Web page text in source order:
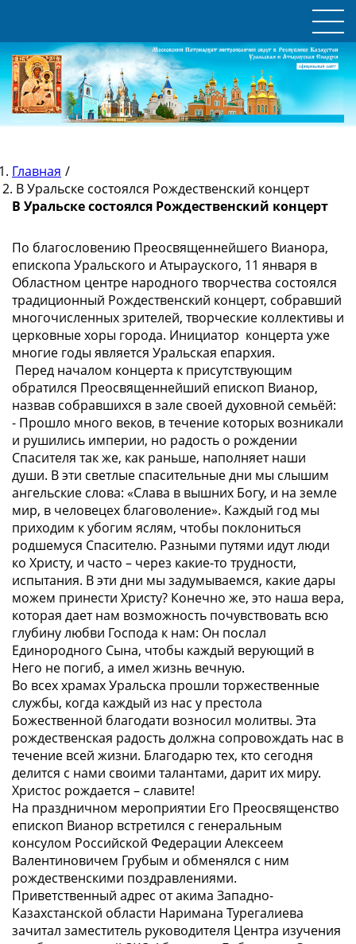
Главная /
В Уральске состоялся Рождественский концерт
В Уральске состоялся Рождественский концерт
По благословению Преосвященнейшего Вианора,
епископа Уральского и Атырауского, 11 января в
Областном центре народного творчества состоялся
традиционный Рождественский концерт, собравший
многочисленных зрителей, творческие коллективы и
церковные хоры города. Инициатор концерта уже
многие годы является Уральская епархия.
Перед началом концерта к присутствующим
обратился Преосвященнейший епископ Вианор,
назвав собравшихся в зале своей духовной семьёй:
- Прошло много веков, в течение которых возникали
и рушились империи, но радость о рождении
Спасителя так же, как раньше, наполняет наши
души. В эти светлые спасительные дни мы слышим
ангельские слова: «Слава в вышних Богу, и на земле
мир, в человецех благоволение». Каждый год мы
приходим к убогим яслям, чтобы поклониться
родшемуся Спасителю. Разными путями идут люди
ко Христу, и часто – через какие-то трудности,
испытания. В эти дни мы задумываемся, какие дары
можем принести Христу? Конечно же, это наша вера,
которая дает нам возможность почувствовать всю
глубину любви Господа к нам: Он послал
Единородного Сына, чтобы каждый верующий в
Него не погиб, а имел жизнь вечную.
Во всех храмах Уральска прошли торжественные
службы, когда каждый из нас у престола
Божественной благодати возносил молитвы. Эта
рождественская радость должна сопровождать нас в
течение всей жизни. Благодарю тех, кто сегодня
делится с нами своими талантами, дарит их миру.
Христос рождается – славите!
На праздничном мероприятии Его Преосвященство
епископ Вианор встретился с генеральным
консулом Российской Федерации Алексеем
Валентиновичем Грубым и обменялся с ним
рождественскими поздравлениями.
Приветственный адрес от акима Западно-
Казахстанской области Наримана Турегалиева
зачитал заместитель руководителя Центра изучения